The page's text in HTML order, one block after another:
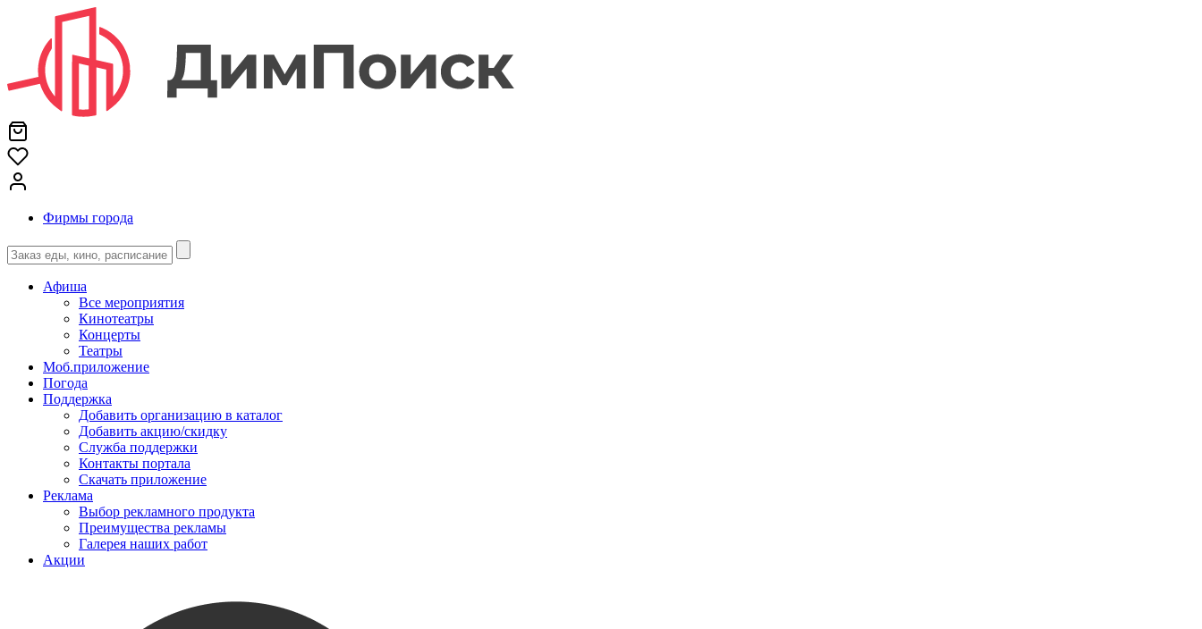
Фирмы города
Афиша
Все мероприятия
Кинотеатры
Концерты
Театры
Моб.приложение
Погода
Поддержка
Добавить организацию в каталог
Добавить акцию/скидку
Служба поддержки
Контакты портала
Скачать приложение
Реклама
Выбор рекламного продукта
Преимущества рекламы
Галерея наших работ
Акции